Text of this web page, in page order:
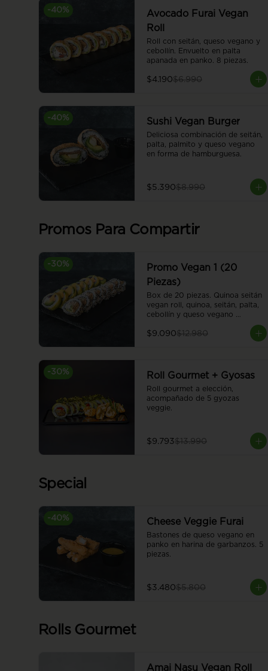
-40%
Avocado Furai Vegan
Roll
Roll con seitán, queso vegano y
cebollín. Envuelto en palta
apanada en panko. 8 piezas.
$4.190$6.990
-40% Sushi Vegan Burger
Deliciosa combinación de seitán,
palta, palmito y queso vegano
en forma de hamburguesa.
$5.390$8.990
Promos Para Compartir
-30%
Promo Vegan 1 (20
Piezas)
Box de 20 piezas. Quinoa seitán
vegan roll, quinoa, seitán, palta,
cebollín y queso vegano
honey vegan roll, camote en
honey vegana.
$9.090$12.980
-30% Roll Gourmet + Gyosas
Roll gourmet a elección,
acompañado de 5 gyozas
veggie.
$9.793$13.990
Special
-40% Cheese Veggie Furai
Bastones de queso vegano en
panko en harina de garbanzos. 5
piezas.
$3.480$5.800
Rolls Gourmet
Amai Nasu Vegan Roll